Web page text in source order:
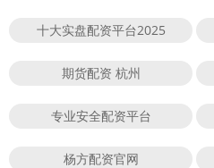
十大实盘配资平台2025
期货配资 杭州
专业安全配资平台
杨方配资官网